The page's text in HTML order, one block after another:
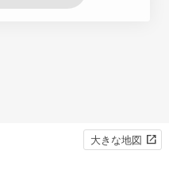
大きな地図